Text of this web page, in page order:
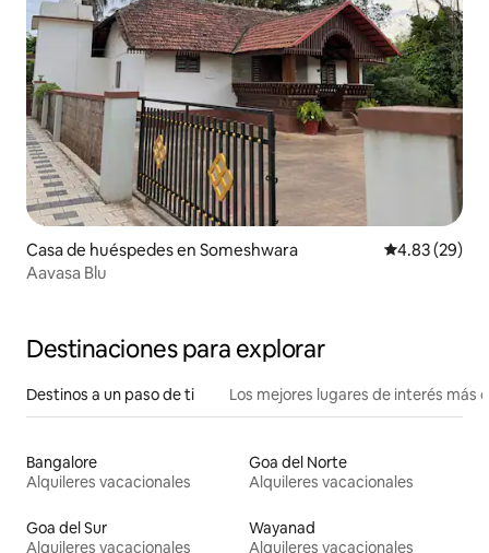
Casa de huéspedes en Someshwara Calificación
4.83 (29)
Aavasa Blu
Destinaciones para explorar
Destinos a un paso de ti Los mejores lugares de interés más
Bangalore
Alquileres vacacionales
Goa del Norte
Alquileres vacacionales
Goa del Sur
Alquileres vacacionales
Wayanad
Alquileres vacacionales